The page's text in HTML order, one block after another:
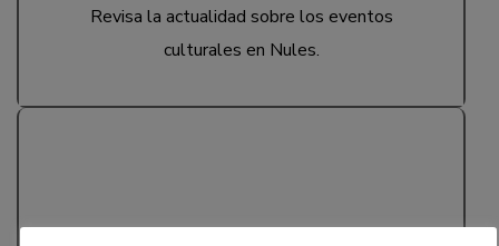
Revisa la actualidad sobre los eventos
culturales en Nules.